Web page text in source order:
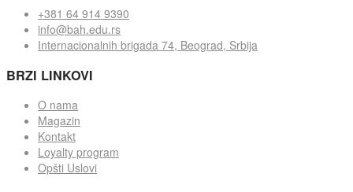
+381 64 914 9390
info@bah.edu.rs
Internacionalnih brigada 74, Beograd, Srbija
BRZI LINKOVI
O nama
Magazin
Kontakt
Loyalty program
Opšti Uslovi